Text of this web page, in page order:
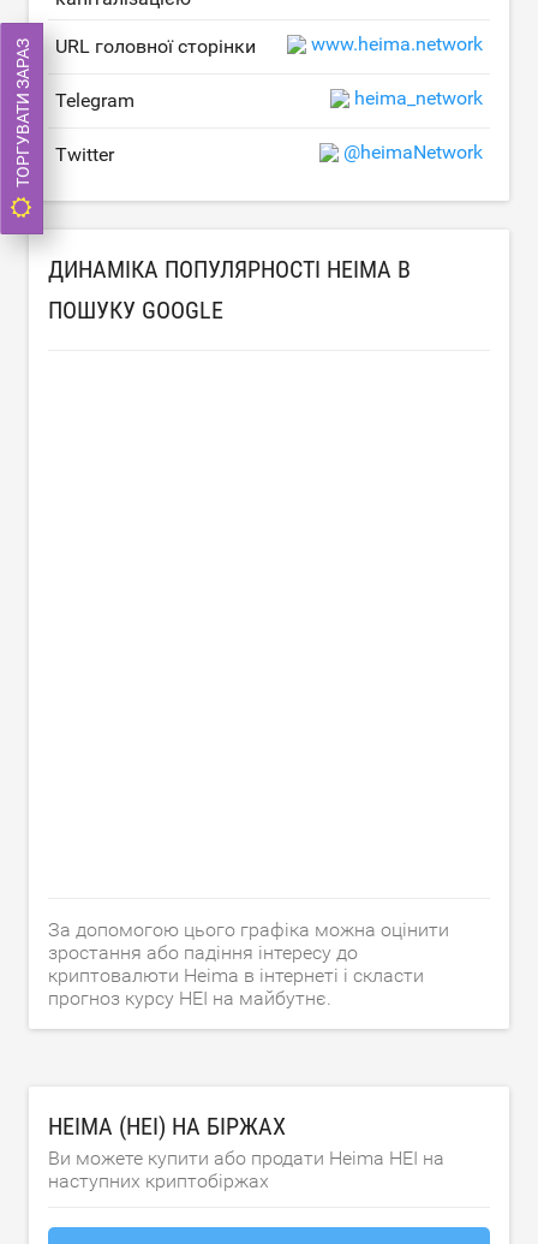
URL головної сторінки www.heima.network
Telegram heima_network
Twitter @heimaNetwork
ДИНАМІКА ПОПУЛЯРНОСТІ HEIMA В
ПОШУКУ GOOGLE
За допомогою цього графіка можна оцінити
зростання або падіння інтересу до
криптовалюти Heima в інтернеті і скласти
прогноз курсу HEI на майбутнє.
HEIMA (HEI) НА БІРЖАХ
Ви можете купити або продати Heima HEI на
наступних криптобіржах
ТОРГУВАТИ ЗАРАЗ